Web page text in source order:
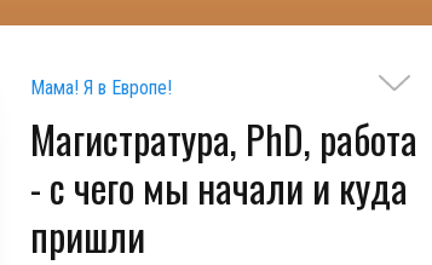
Мама! Я в Европе!
Магистратура, PhD, работа
- с чего мы начали и куда
пришли